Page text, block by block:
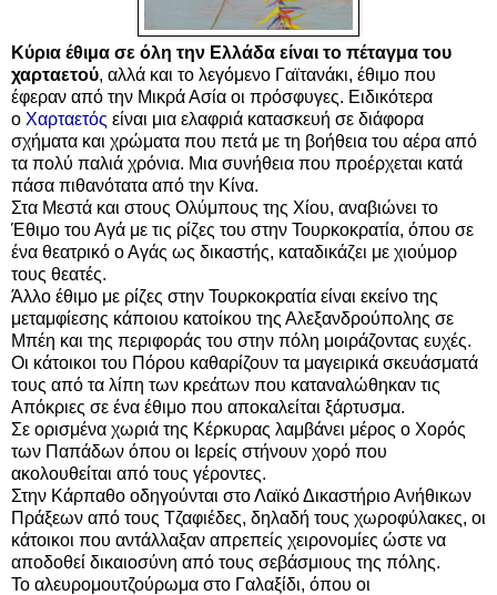
Κύρια έθιμα σε όλη την Ελλάδα είναι το πέταγμα του
χαρταετού, αλλά και το λεγόμενο Γαϊτανάκι, έθιμο που
έφεραν από την Μικρά Ασία οι πρόσφυγες. Ειδικότερα
ο Χαρταετός είναι μια ελαφριά κατασκευή σε διάφορα
σχήματα και χρώματα που πετά με τη βοήθεια του αέρα από
τα πολύ παλιά χρόνια. Μια συνήθεια που προέρχεται κατά
πάσα πιθανότατα από την Κίνα.
Στα Μεστά και στους Ολύμπους της Χίου, αναβιώνει το
Έθιμο του Αγά με τις ρίζες του στην Τουρκοκρατία, όπου σε
ένα θεατρικό ο Αγάς ως δικαστής, καταδικάζει με χιούμορ
τους θεατές.
Άλλο έθιμο με ρίζες στην Τουρκοκρατία είναι εκείνο της
μεταμφίεσης κάποιου κατοίκου της Αλεξανδρούπολης σε
Μπέη και της περιφοράς του στην πόλη μοιράζοντας ευχές.
Οι κάτοικοι του Πόρου καθαρίζουν τα μαγειρικά σκευάσματά
τους από τα λίπη των κρεάτων που καταναλώθηκαν τις
Απόκριες σε ένα έθιμο που αποκαλείται ξάρτυσμα.
Σε ορισμένα χωριά της Κέρκυρας λαμβάνει μέρος ο Χορός
των Παπάδων όπου οι Ιερείς στήνουν χορό που
ακολουθείται από τους γέροντες.
Στην Κάρπαθο οδηγούνται στο Λαϊκό Δικαστήριο Ανήθικων
Πράξεων από τους Τζαφιέδες, δηλαδή τους χωροφύλακες, οι
κάτοικοι που αντάλλαξαν απρεπείς χειρονομίες ώστε να
αποδοθεί δικαιοσύνη από τους σεβάσμιους της πόλης.
Το αλευρομουτζούρωμα στο Γαλαξίδι, όπου οι